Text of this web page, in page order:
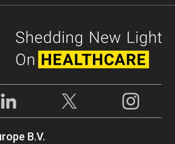
B.V.